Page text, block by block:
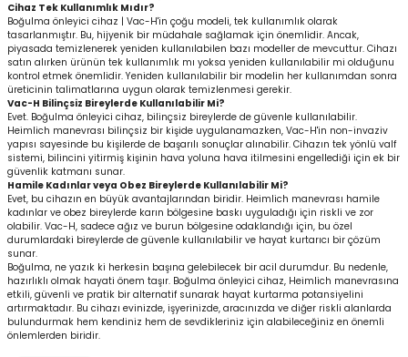
Cihaz Tek Kullanımlık Mıdır?
Boğulma önleyici cihaz | Vac-H'in çoğu modeli, tek kullanımlık olarak
tasarlanmıştır. Bu, hijyenik bir müdahale sağlamak için önemlidir. Ancak,
piyasada temizlenerek yeniden kullanılabilen bazı modeller de mevcuttur. Cihazı
satın alırken ürünün tek kullanımlık mı yoksa yeniden kullanılabilir mi olduğunu
kontrol etmek önemlidir. Yeniden kullanılabilir bir modelin her kullanımdan sonra
üreticinin talimatlarına uygun olarak temizlenmesi gerekir.
Vac-H Bilinçsiz Bireylerde Kullanılabilir Mi?
Evet. Boğulma önleyici cihaz, bilinçsiz bireylerde de güvenle kullanılabilir.
Heimlich manevrası bilinçsiz bir kişide uygulanamazken, Vac-H'in non-invaziv
yapısı sayesinde bu kişilerde de başarılı sonuçlar alınabilir. Cihazın tek yönlü valf
sistemi, bilincini yitirmiş kişinin hava yoluna hava itilmesini engellediği için ek bir
güvenlik katmanı sunar.
Hamile Kadınlar veya Obez Bireylerde Kullanılabilir Mi?
Evet, bu cihazın en büyük avantajlarından biridir. Heimlich manevrası hamile
kadınlar ve obez bireylerde karın bölgesine baskı uyguladığı için riskli ve zor
olabilir. Vac-H, sadece ağız ve burun bölgesine odaklandığı için, bu özel
durumlardaki bireylerde de güvenle kullanılabilir ve hayat kurtarıcı bir çözüm
sunar.
Boğulma, ne yazık ki herkesin başına gelebilecek bir acil durumdur. Bu nedenle,
hazırlıklı olmak hayati önem taşır. Boğulma önleyici cihaz, Heimlich manevrasına
etkili, güvenli ve pratik bir alternatif sunarak hayat kurtarma potansiyelini
artırmaktadır. Bu cihazı evinizde, işyerinizde, aracınızda ve diğer riskli alanlarda
bulundurmak hem kendiniz hem de sevdikleriniz için alabileceğiniz en önemli
önlemlerden biridir.